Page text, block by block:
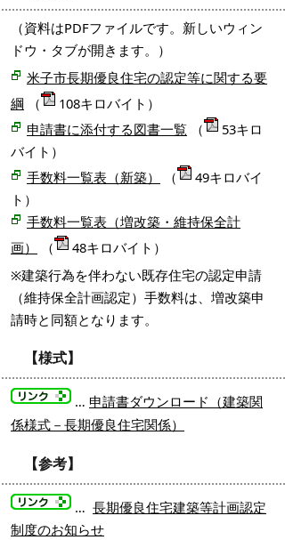
（資料はPDFファイルです。新しいウィン
ドウ・タブが開きます。）
米子市長期優良住宅の認定等に関する要
綱 （
108キロバイト）
申請書に添付する図書一覧 （
53キロ
バイト）
手数料一覧表（新築）
（
49キロバイ
ト）
手数料一覧表（増改築・維持保全計
画）
（
48キロバイト）
※建築行為を伴わない既存住宅の認定申請
（維持保全計画認定）手数料は、 増改築申
請時と同額となります。
【様式】
… 申請書ダウンロード（建築関
係様式－長期優良住宅関係）
【参考】
… 長期優良住宅建築等計画認定
制度のお知らせ